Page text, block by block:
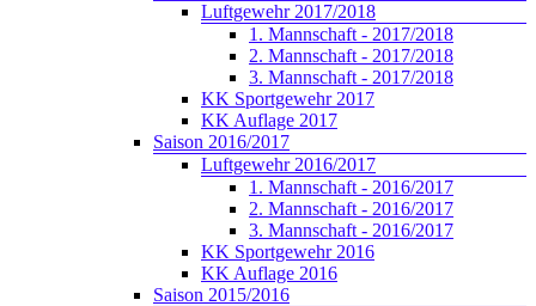
Luftgewehr 2017/2018
1. Mannschaft - 2017/2018
2. Mannschaft - 2017/2018
3. Mannschaft - 2017/2018
KK Sportgewehr 2017
KK Auflage 2017
Saison 2016/2017
Luftgewehr 2016/2017
1. Mannschaft - 2016/2017
2. Mannschaft - 2016/2017
3. Mannschaft - 2016/2017
KK Sportgewehr 2016
KK Auflage 2016
Saison 2015/2016